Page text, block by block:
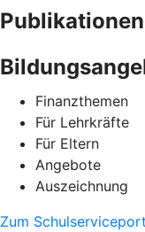
Publikationen
Finanzthemen
Für Lehrkräfte
Für Eltern
Angebote
Auszeichnung
Zum